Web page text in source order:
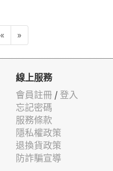
« »
線上服務
會員註冊 / 登入
忘記密碼
服務條款
隱私權政策
退換貨政策
防詐騙宣導